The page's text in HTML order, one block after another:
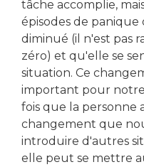
tâche accomplie,
épisodes de
diminué (il n'est pas
zéro) et qu'elle se
situation. Ce
important pour
fois que la personne
changement que
introduire d'autres
elle peut se mettre